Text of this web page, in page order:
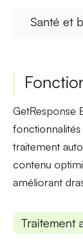
Santé et
GetResponse
traitement
contenu
améliorant
Traitement